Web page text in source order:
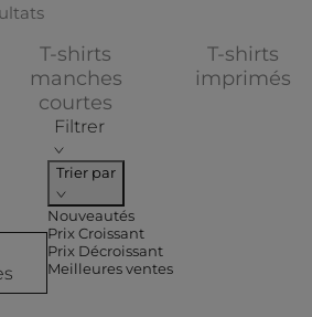
par CATEGORIES : T-shirts
T-shirts
manches
courtes
T-shirts
imprimés
Filtrer
Trier par
Nouveautés
Prix Croissant
Prix Décroissant
Meilleures ventes